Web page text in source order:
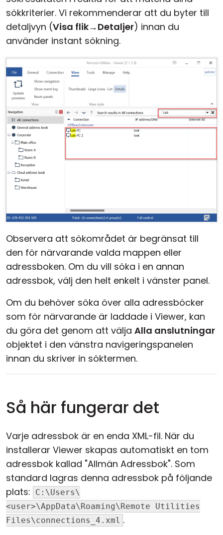
sökkriterier. Vi rekommenderar att du byter till
detaljvyn (Visa flik→Detaljer) innan du
använder instant sökning.
Observera att sökområdet är begränsat till
den för närvarande valda mappen eller
adressboken. Om du vill söka i en annan
adressbok, välj den helt enkelt i vänster panel.
Om du behöver söka över alla adressböcker
som för närvarande är laddade i Viewer, kan
du göra det genom att välja Alla anslutningar
objektet i den vänstra navigeringspanelen
innan du skriver in söktermen.
Så här fungerar det
Varje adressbok är en enda XML-fil. När du
installerar Viewer skapas automatiskt en tom
adressbok kallad "Allmän Adressbok". Som
standard lagras denna adressbok på följande
plats:
C:\Users\
<user>\AppData\Roaming\Remote Utilities
Files\connections_4.xml .